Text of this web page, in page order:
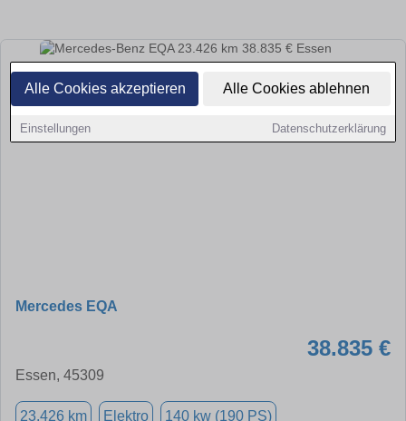
Alle Cookies akzeptieren Alle Cookies ablehnen
Einstellungen Datenschutzerklärung
Mercedes EQA
38.835 €
Essen, 45309
23.426 km Elektro 140 kw (190 PS)